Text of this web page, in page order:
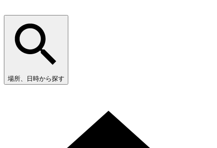
場所、日時から探す